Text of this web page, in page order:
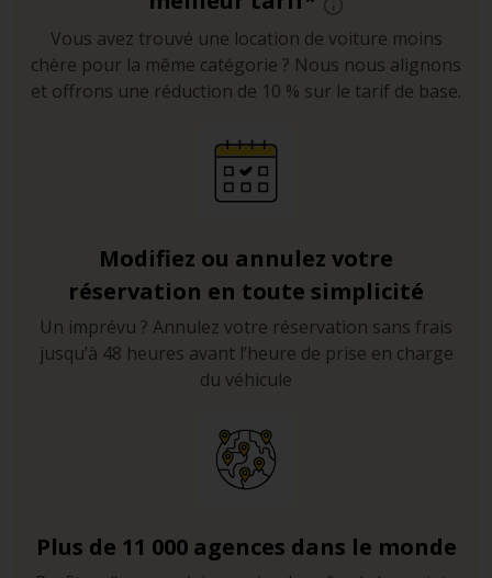
Vous avez trouvé une location de voiture moins
chère pour la même catégorie ? Nous nous alignons
et offrons une réduction de 10 % sur le tarif de base.
Modifiez ou annulez votre
réservation en toute simplicité
Un imprévu ? Annulez votre réservation sans frais
jusqu’à 48 heures avant l’heure de prise en charge
du véhicule
Plus de 11 000 agences dans le monde